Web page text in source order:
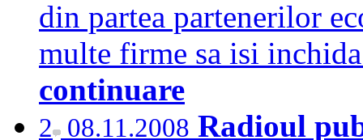
din partea partenerilor
multe firme sa isi
continuare
2 08.11.2008 Radioul